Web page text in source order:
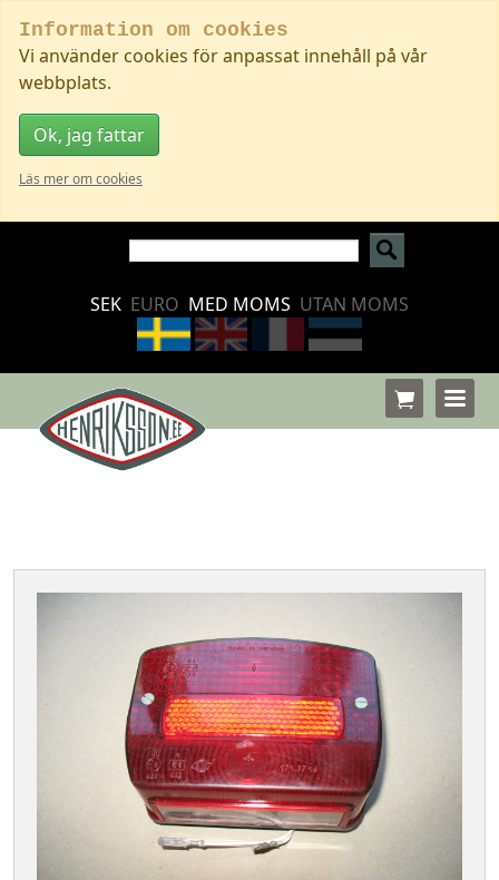
Information om cookies
Vi använder cookies för anpassat innehåll på vår
webbplats.
Ok, jag fattar
Läs mer om cookies
SEK EURO MED MOMS UTAN MOMS